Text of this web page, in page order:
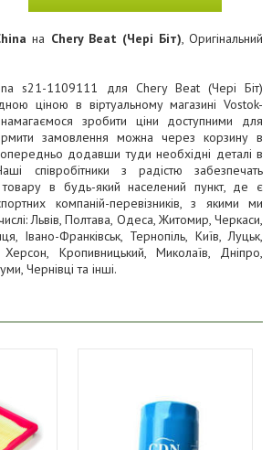
на Chery Beat (Чері Біт), Оригінальний
s21-1109111 для Chery Beat (Чері Біт)
ціною в віртуальному магазині Vostok-
зробити ціни доступними для
замовлення можна через корзину в
додавши туди необхідні деталі в
співробітники з радістю забезпечать
товару в будь-який населений пункт, де є
компаній-перевізників, з якими ми
Львів, Полтава, Одеса, Житомир, Черкаси,
Івано-Франківськ, Тернопіль, Київ, Луцьк,
Кропивницький, Миколаїв, Дніпро,
Чернівці та інші.